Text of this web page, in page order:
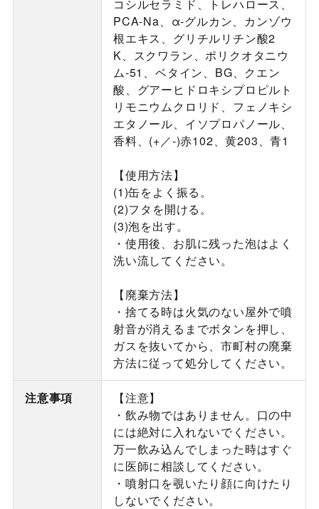
コシルセラミド、トレハロース、
PCA-Na、α-グルカン、カンゾウ
根エキス、グリチルリチン酸2
K、スクワラン、ポリクオタニウ
ム-51、ベタイン、BG、クエン
酸、グアーヒドロキシプロピルト
リモニウムクロリド、フェノキシ
エタノール、イソプロパノール、
香料、(+／-)赤102、黄203、青1
【使用方法】
(1)缶をよく振る。
(2)フタを開ける。
(3)泡を出す。
・使用後、お肌に残った泡はよく
洗い流してください。
【廃棄方法】
・捨てる時は火気のない屋外で噴
射音が消えるまでボタンを押し、
ガスを抜いてから、市町村の廃棄
方法に従って処分してください。
注意事項
【注意】
・飲み物ではありません。口の中
には絶対に入れないでください。
万一飲み込んでしまった時はすぐ
に医師に相談してください。
・噴射口を覗いたり顔に向けたり
しないでください。